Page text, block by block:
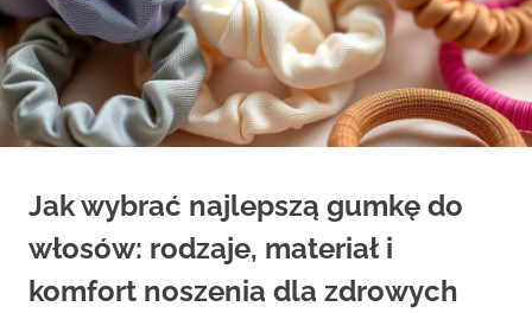
Jak wybrać najlepszą gumkę do
włosów: rodzaje, materiał i
komfort noszenia dla zdrowych